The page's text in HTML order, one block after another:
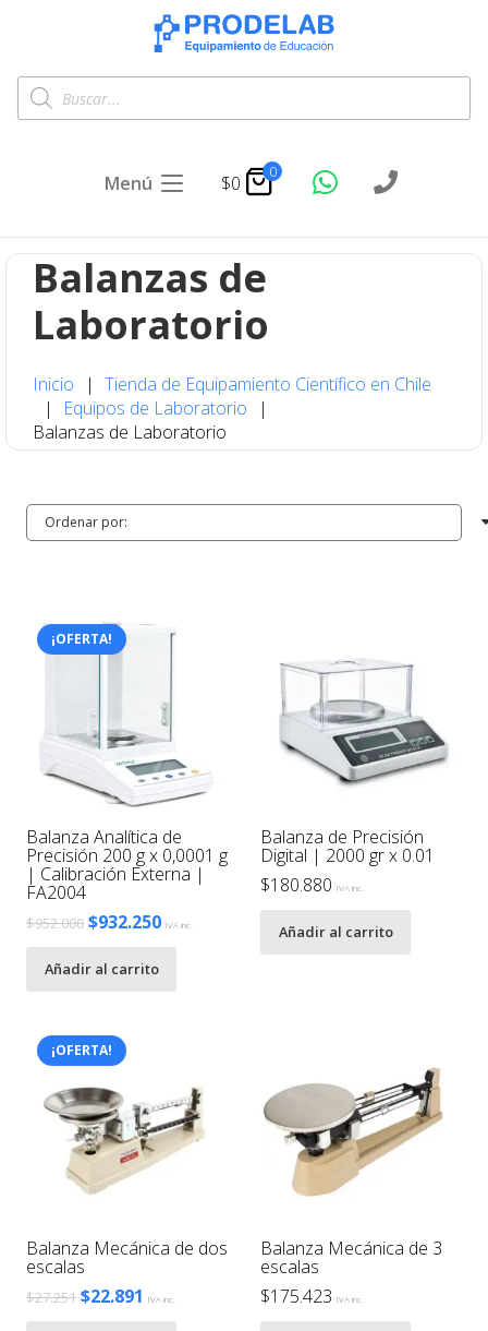
Búsqueda
de
productos
Menú $0 0
Balanzas de
Laboratorio
Inicio | Tienda de Equipamiento Científico en Chile
|
Equipos de Laboratorio
|
Balanzas de Laboratorio
¡OFERTA!
Balanza Analítica de
Precisión 200 g x 0,0001 g
| Calibración Externa |
FA2004
$952.000 El
original
$952.000.
$932.250ElIVA inc.
Añadir al carrito
Balanza de Precisión
Digital | 2000 gr x 0.01
$180.880 IVA inc.
Añadir al carrito
¡OFERTA!
Balanza Mecánica de dos
escalas
$27.251 El
$22.891 El
IVA inc.
Balanza Mecánica de 3
escalas
$175.423 IVA inc.